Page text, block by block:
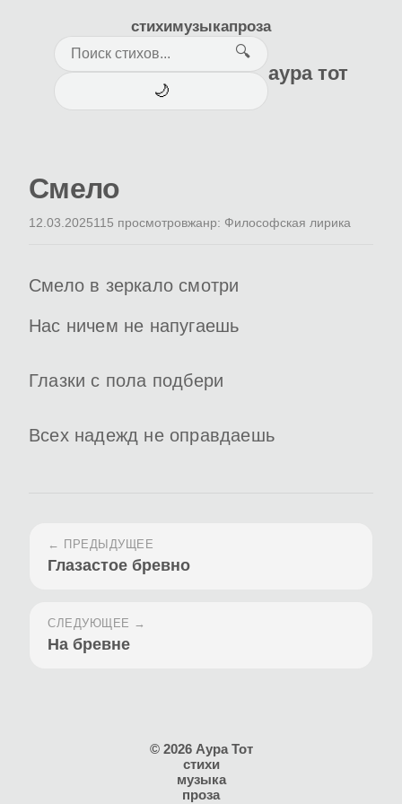
стихимузыкапроза
🔍
🌙
аура тот
Смело
12.03.2025115 просмотровжанр: Философская лирика
Смело в зеркало смотри
Нас ничем не напугаешь
Глазки с пола подбери
Всех надежд не оправдаешь
← ПРЕДЫДУЩЕЕ
Глазастое бревно
СЛЕДУЮЩЕЕ →
На бревне
© 2026 Аура Тот
стихи
музыка
проза